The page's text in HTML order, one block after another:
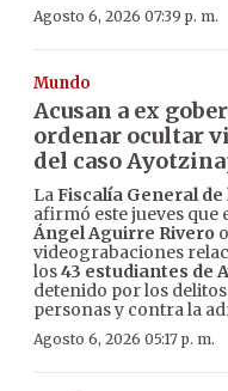
Agosto 6, 2026 07:39 p. m.
Mundo
Acusan a ex
ordenar ocultar
del caso
LaFiscalía General de
afirmó este jueves que
Ángel Aguirre Rivero
videograbaciones
los43 estudiantes de
detenido por los
personas y contra la
Agosto 6, 2026 05:17 p. m.